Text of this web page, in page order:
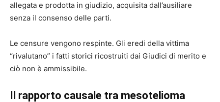
allegata e prodotta in giudizio, acquisita dall’ausiliare
senza il consenso delle parti.
Le censure vengono respinte. Gli eredi della vittima
“rivalutano” i fatti storici ricostruiti dai Giudici di merito e
ciò non è ammissibile.
Il rapporto causale tra mesotelioma